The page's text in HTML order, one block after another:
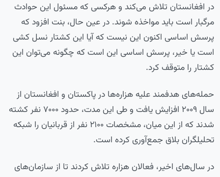
در افغانستان تلاش می‌کند و هرکسی که مسئول این حوادث
مرگبار است باید مواخذه شوند. در عین حال، بنت افزود که
پرسش اساسی اکنون این نیست که آیا این کشتار نسل کشی
است یا خیر، پرسش اساسی این است که چگونه می‌توان این
کشتار را متوقف کرد.
حمله‌های هدفمند علیه هزاره‌ها در پاکستان و افغانستان از
سال ۲۰۰۹ افزایش یافت و طی این مدت، حدود ۷۰۰۰ نفر کشته
شدند که از این میان، مشخصات ۲۱۰۰ نفر از قربانیان را شبکه
تحلیلگران بلاق جمع‌آوری کرده است.
در سال‌های اخیر، فعالان هزاره تلاش کردند تا از سازمان‌های